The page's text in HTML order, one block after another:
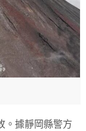
。據靜岡縣警方